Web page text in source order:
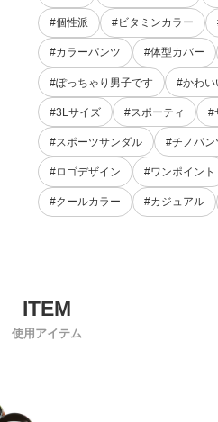
#個性派 #ビタミンカラー
#カラーパンツ #体型カバー
#ぽっちゃり男子です #かわい
#3Lサイズ #スポーティ #
#スポーツサンダル #チノパン
#ロゴデザイン #ワンポイント
#クールカラー #カジュアル
使用アイテム